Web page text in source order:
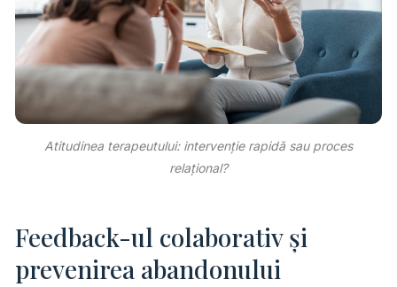
Atitudinea terapeutului: intervenție rapidă sau proces
relațional?
Feedback-ul colaborativ și
prevenirea abandonului